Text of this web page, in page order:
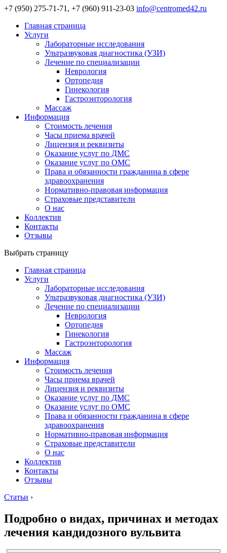
+7 (950) 275-71-71, +7 (960) 911-23-03 info@centromed42.ru
Главная страница
Услуги
Лабораторные исследования
Ультразвуковая диагностика (УЗИ)
Лечение по специализации
Неврология
Ортопедия
Гинекология
Гастроэнторология
Массаж
Информация
Стоимость лечения
Часы приема врачей
Лицензия и реквизиты
Оказание услуг по ДМС
Оказание услуг по ОМС
Права и обязанности гражданина в сфере
здравоохранения
Нормативно-правовая информация
Страховые представители
О нас
Коллектив
Контакты
Отзывы
Выбрать страницу
Главная страница
Услуги
Лабораторные исследования
Ультразвуковая диагностика (УЗИ)
Лечение по специализации
Неврология
Ортопедия
Гинекология
Гастроэнторология
Массаж
Информация
Стоимость лечения
Часы приема врачей
Лицензия и реквизиты
Оказание услуг по ДМС
Оказание услуг по ОМС
Права и обязанности гражданина в сфере
здравоохранения
Нормативно-правовая информация
Страховые представители
О нас
Коллектив
Контакты
Отзывы
Статьи ›
Подробно о видах, причинах и методах
лечения кандидозного вульвита